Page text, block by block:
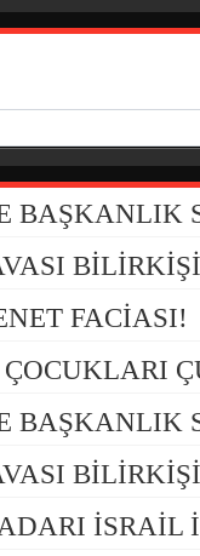
BAŞKANLIK
FACİASI!
BAŞKANLIK
İSRAİL